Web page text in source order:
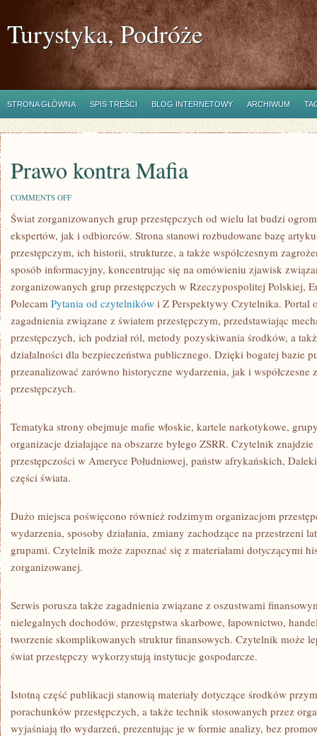
Turystyka, Podróże
STRONA GŁÓWNA SPIS TREŚCI BLOG INTERNETOWY ARCHIWUM
Prawo kontra Mafia
COMMENTS OFFON
KONTRA
Świat zorganizowanych grup przestępczych od wielu lat budzi
ekspertów, jak i odbiorców. Strona stanowi rozbudowane bazę
przestępczym, ich historii, strukturze, a także współczesnym
sposób informacyjny, koncentrując się na omówieniu zjawisk
zorganizowanych grup przestępczych w Rzeczypospolitej Polskiej,
Polecam Pytania od czytelników i Z Perspektywy Czytelnika. Portal
zagadnienia związane z światem przestępczym, przedstawiając
przestępczych, ich podział ról, metody pozyskiwania środków, a
działalności dla bezpieczeństwa publicznego. Dzięki bogatej bazie
przeanalizować zarówno historyczne wydarzenia, jak i współczesne
przestępczych.
Tematyka strony obejmuje mafie włoskie, kartele narkotykowe,
organizacje działające na obszarze byłego ZSRR. Czytelnik
przestępczości w Ameryce Południowej, państw afrykańskich,
części świata.
Dużo miejsca poświęcono również rodzimym organizacjom
wydarzenia, sposoby działania, zmiany zachodzące na przestrzeni
grupami. Czytelnik może zapoznać się z materiałami dotyczącymi
zorganizowanej.
Serwis porusza także zagadnienia związane z oszustwami
nielegalnych dochodów, przestępstwa skarbowe, łapownictwo,
tworzenie skomplikowanych struktur finansowych. Czytelnik może
świat przestępczy wykorzystują instytucje gospodarcze.
Istotną część publikacji stanowią materiały dotyczące środków
porachunków przestępczych, a także technik stosowanych przez
wyjaśniają tło wydarzeń, prezentując je w formie analizy, bez